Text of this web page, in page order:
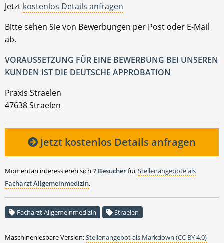
Jetzt kostenlos Details anfragen
Bitte sehen Sie von Bewerbungen per Post oder E-Mail
ab.
VORAUSSETZUNG FÜR EINE BEWERBUNG BEI UNSEREN
KUNDEN IST DIE DEUTSCHE APPROBATION
Praxis Straelen
47638 Straelen
Jetzt kostenlos Details anfragen
Momentan interessieren sich 7 BesucherfürStellenangebote als
Facharzt Allgemeinmedizin.
Facharzt Allgemeinmedizin Straelen
Maschinenlesbare Version:Stellenangebot als Markdown (CC BY 4.0)